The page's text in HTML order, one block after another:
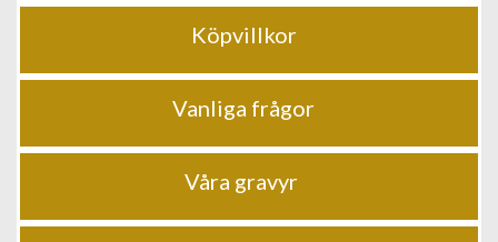
Köpvillkor
Vanliga frågor
Våra gravyr